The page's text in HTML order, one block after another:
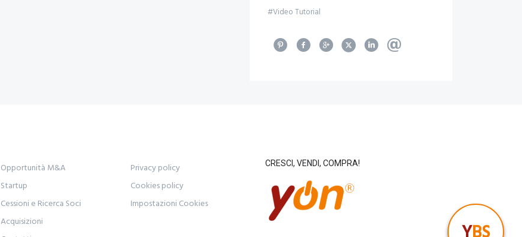
#Video Tutorial
Opportunità M&A
Startup
Cessioni e Ricerca Soci
Acquisizioni
Privacy policy
Cookies policy
Impostazioni Cookies
CRESCI, VENDI, COMPRA!